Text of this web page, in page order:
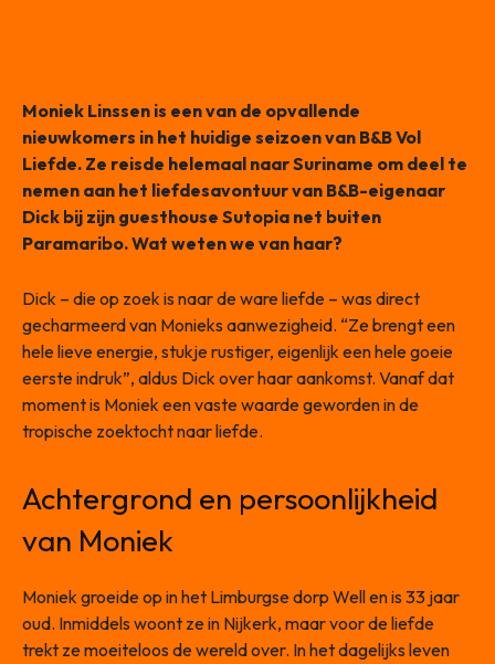
Moniek Linssen is een van de opvallende
nieuwkomers in het huidige seizoen van B&B Vol
Liefde. Ze reisde helemaal naar Suriname om deel te
nemen aan het liefdesavontuur van B&B-eigenaar
Dick bij zijn guesthouse Sutopia net buiten
Paramaribo. Wat weten we van haar?
Dick – die op zoek is naar de ware liefde – was direct
gecharmeerd van Monieks aanwezigheid. “Ze brengt een
hele lieve energie, stukje rustiger, eigenlijk een hele goeie
eerste indruk”, aldus Dick over haar aankomst. Vanaf dat
moment is Moniek een vaste waarde geworden in de
tropische zoektocht naar liefde.
Achtergrond en persoonlijkheid
van Moniek
Moniek groeide op in het Limburgse dorp Well en is 33 jaar
oud. Inmiddels woont ze in Nijkerk, maar voor de liefde
trekt ze moeiteloos de wereld over. In het dagelijks leven